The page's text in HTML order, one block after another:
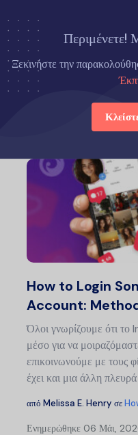
Περιμένετε!
Ξεκινήστε την
Αρχική σελίδα Πώς να
How to Login
Account:
Όλοι γνωρίζουμε ότι το
μέσο για να
επικοινωνούμε με τους
έχει και μια άλλη
από Melissa E. Henry σε
Ενημερώθηκε 06 Μάι,